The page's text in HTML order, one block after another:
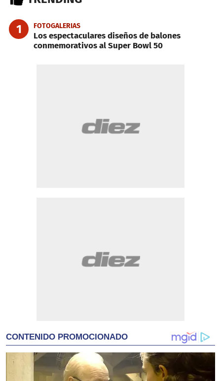
1 FOTOGALERIAS
Los espectaculares diseños de balones
conmemorativos al Super Bowl 50